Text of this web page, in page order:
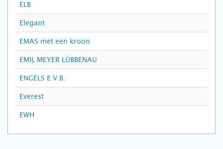
ELB
Elegant
EMAS met een kroon
EMIL MEYER LÜBBENAU
ENGELS E.V.B.
Everest
EWH